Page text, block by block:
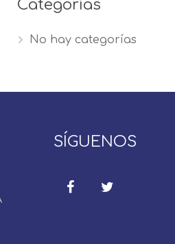
Categorías
No hay categorías
SÍGUENOS